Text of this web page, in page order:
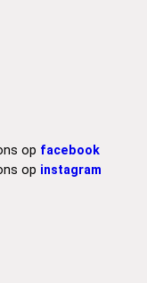
op facebook
op instagram